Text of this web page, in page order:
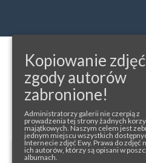
« back to album
URODZINY/
photos from: ihorizont.cz
Kopiowanie
zgody autorów
zabronione!
Administratorzy galerii nie czerpią z
prowadzenia tej strony żadnych
majątkowych. Naszym celem jest
jednym miejscu wszystkich
Internecie zdjęć Ewy. Prawa do zdjęć
ich autorów, którzy są opisani w
albumach.